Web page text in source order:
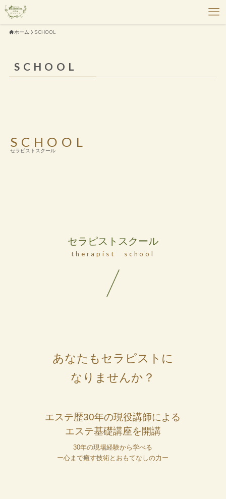
ホーム SCHOOL
SCHOOL
SCHOOL
セラピストスクール
セラピストスクール
therapist school
あなたもセラピストに
なりませんか？
エステ歴30年の現役講師による
エステ基礎講座を開講
30年の現場経験から学べる
ー心まで癒す技術とおもてなしの力ー